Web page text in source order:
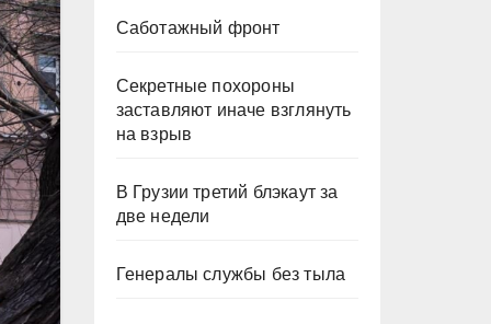
Саботажный фронт
Секретные похороны
заставляют иначе взглянуть
на взрыв
В Грузии третий блэкаут за
две недели
Генералы службы без тыла